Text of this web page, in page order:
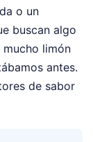
o un
buscan algo
limón
antes.
de sabor